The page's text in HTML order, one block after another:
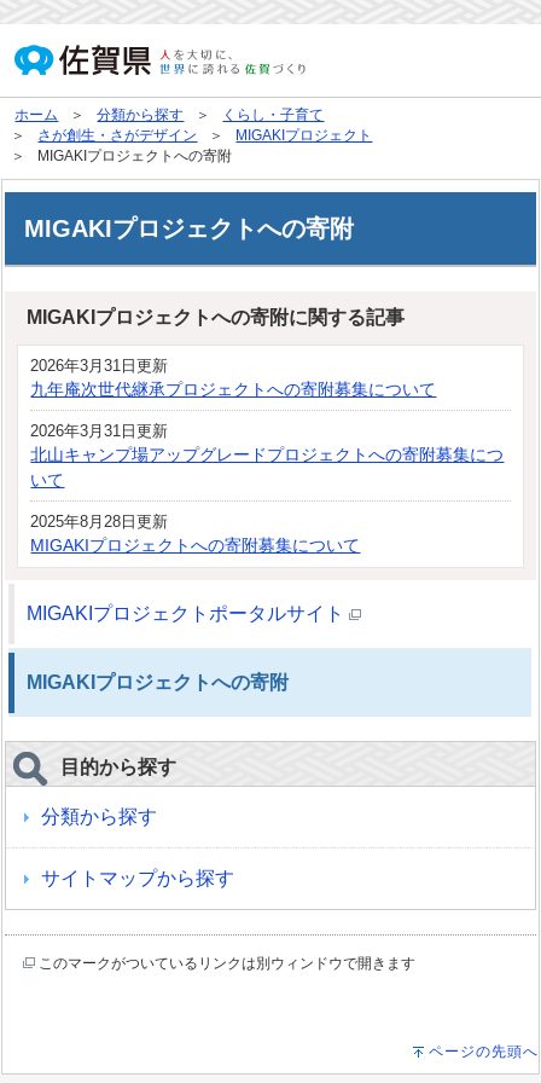
ホーム 分類から探す
くらし・子育て
さが創生・さがデザイン
MIGAKIプロジェクト
MIGAKIプロジェクトへの寄附
MIGAKIプロジェクトへの寄附
MIGAKIプロジェクトへの寄附に関する記事
2026年3月31日更新
九年庵次世代継承プロジェクトへの寄附募集について
2026年3月31日更新
北山キャンプ場アップグレードプロジェクトへの寄附募集につ
いて
2025年8月28日更新
MIGAKIプロジェクトへの寄附募集について
MIGAKIプロジェクトポータルサイト
MIGAKIプロジェクトへの寄附
目的から探す
分類から探す
サイトマップから探す
このマークがついているリンクは別ウィンドウで開きます
ページの先頭へ